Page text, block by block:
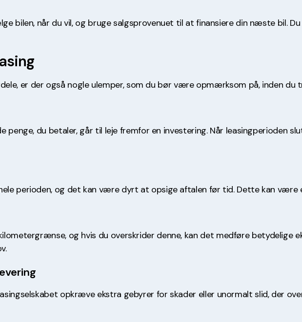
bilen, når du vil, og bruge salgsprovenuet til at finansiere din næste bil.
er der også nogle ulemper, som du bør være opmærksom på, inden
penge, du betaler, går til leje fremfor en investering. Når leasingperioden
perioden, og det kan være dyrt at opsige aftalen før tid. Dette kan være
og hvis du overskrider denne, kan det medføre
opkræve ekstra gebyrer for skader eller unormalt slid, der